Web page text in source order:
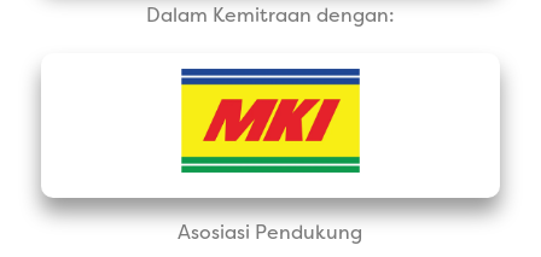
Dalam Kemitraan dengan:
Asosiasi Pendukung